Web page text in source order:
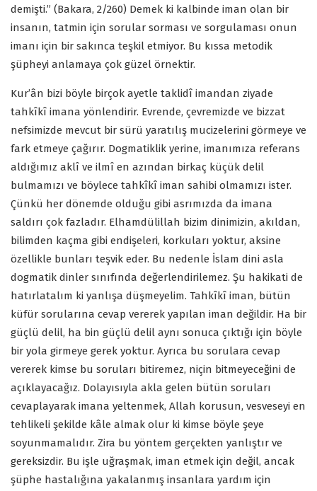
demişti.” (Bakara, 2/260) Demek ki kalbinde iman olan bir
insanın, tatmin için sorular sorması ve sorgulaması onun
imanı için bir sakınca teşkil etmiyor. Bu kıssa metodik
şüpheyi anlamaya çok güzel örnektir.
Kur’ân bizi böyle birçok ayetle taklidî imandan ziyade
tahkîkî imana yönlendirir. Evrende, çevremizde ve bizzat
nefsimizde mevcut bir sürü yaratılış mucizelerini görmeye ve
fark etmeye çağırır. Dogmatiklik yerine, imanımıza referans
aldığımız aklî ve ilmî en azından birkaç küçük delil
bulmamızı ve böylece tahkîkî iman sahibi olmamızı ister.
Çünkü her dönemde olduğu gibi asrımızda da imana
saldırı çok fazladır. Elhamdülillah bizim dinimizin, akıldan,
bilimden kaçma gibi endişeleri, korkuları yoktur, aksine
özellikle bunları teşvik eder. Bu nedenle İslam dini asla
dogmatik dinler sınıfında değerlendirilemez. Şu hakikati de
hatırlatalım ki yanlışa düşmeyelim. Tahkîkî iman, bütün
küfür sorularına cevap vererek yapılan iman değildir. Ha bir
güçlü delil, ha bin güçlü delil aynı sonuca çıktığı için böyle
bir yola girmeye gerek yoktur. Ayrıca bu sorulara cevap
vererek kimse bu soruları bitiremez, niçin bitmeyeceğini de
açıklayacağız. Dolayısıyla akla gelen bütün soruları
cevaplayarak imana yeltenmek, Allah korusun, vesveseyi en
tehlikeli şekilde kâle almak olur ki kimse böyle şeye
soyunmamalıdır. Zira bu yöntem gerçekten yanlıştır ve
gereksizdir. Bu işle uğraşmak, iman etmek için değil, ancak
şüphe hastalığına yakalanmış insanlara yardım için